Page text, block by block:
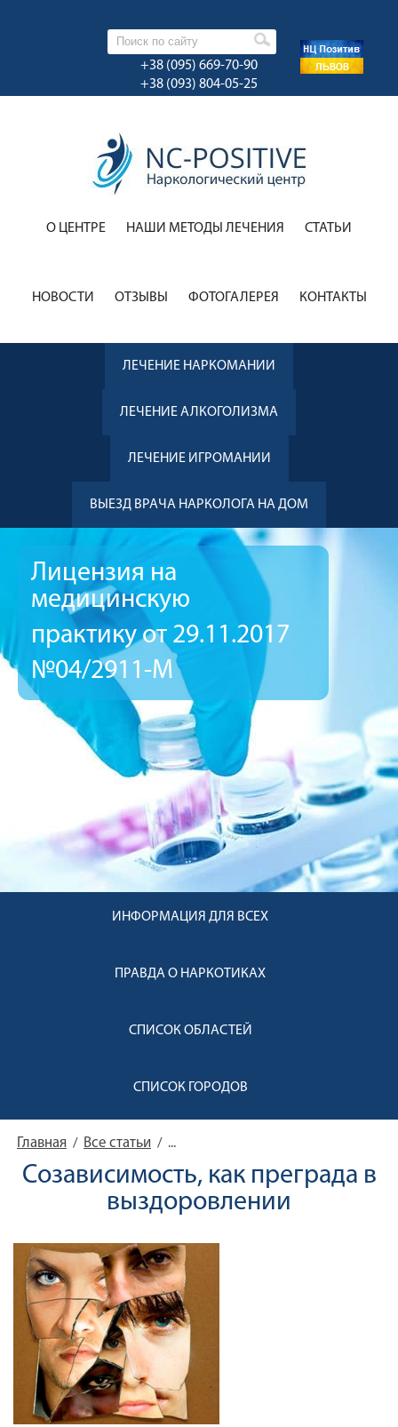
+38 (095) 669-70-90
+38 (093) 804-05-25
О ЦЕНТРЕ НАШИ МЕТОДЫ ЛЕЧЕНИЯ CТАТЬИ
НОВОСТИ ОТЗЫВЫ ФОТОГАЛЕРЕЯ КОНТАКТЫ
ЛЕЧЕНИЕ НАРКОМАНИИ
ЛЕЧЕНИЕ АЛКОГОЛИЗМА
ЛЕЧЕНИЕ ИГРОМАНИИ
ВЫЕЗД ВРАЧА НАРКОЛОГА НА ДОМ
Лицензия на
медицинскую
практику от 29.11.2017
№04/2911-М
ИНФОРМАЦИЯ ДЛЯ ВСЕХ
ПРАВДА О НАРКОТИКАХ
СПИСОК ОБЛАСТЕЙ
СПИСОК ГОРОДОВ
Главная / Все статьи / ...
Созависимость, как преграда в
выздоровлении